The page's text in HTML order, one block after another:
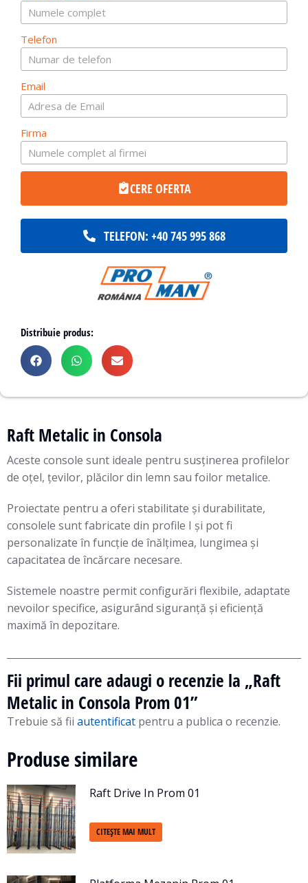
Telefon
Email
Firma
CERE OFERTA
TELEFON: +40 745 995 868
Distribuie produs:
Raft Metalic in Consola
Aceste console sunt ideale pentru susținerea profilelor
de oțel, țevilor, plăcilor din lemn sau foilor metalice.
Proiectate pentru a oferi stabilitate și durabilitate,
consolele sunt fabricate din profile I și pot fi
personalizate în funcție de înălțimea, lungimea și
capacitatea de încărcare necesare.
Sistemele noastre permit configurări flexibile, adaptate
nevoilor specifice, asigurând siguranță și eficiență
maximă în depozitare.
Fii primul care adaugi o recenzie la „Raft
Metalic in Consola Prom 01”
Trebuie să fii autentificat pentru a publica o recenzie.
Produse similare
Raft Drive In Prom 01
CITEȘTE MAI MULT